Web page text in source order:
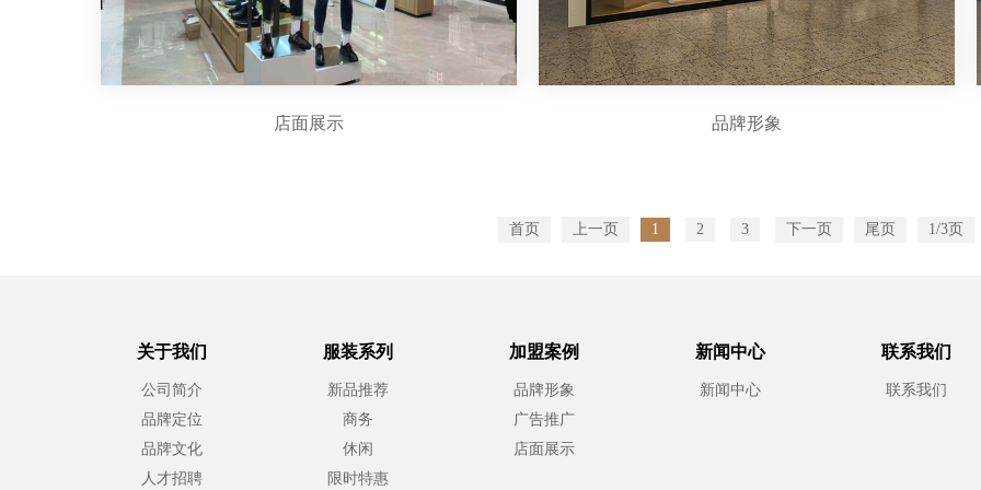
店面展示 品牌形象
首页 上一页 1 2 3 下一页 尾页 1/3页
关于我们
公司简介
品牌定位
品牌文化
人才招聘
服装系列
新品推荐
商务
休闲
限时特惠
加盟案例
品牌形象
广告推广
店面展示
新闻中心
新闻中心
联系我们
联系我们